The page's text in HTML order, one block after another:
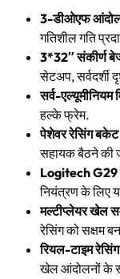
3-डीओएफ
गतिशील गति
3*32″ संकीर्ण
सेटअप, सर्वदर्शी
सर्व-एल्यूमीनियम
हल्के फ्रेम.
पेशेवर रेसिंग
सहायक बैठने की
Logitech G29
नियंत्रण के लिए
मल्टीप्लेयर खेल
रेसिंग को सक्षम
रियल-टाइम
खेल आंदोलनों के